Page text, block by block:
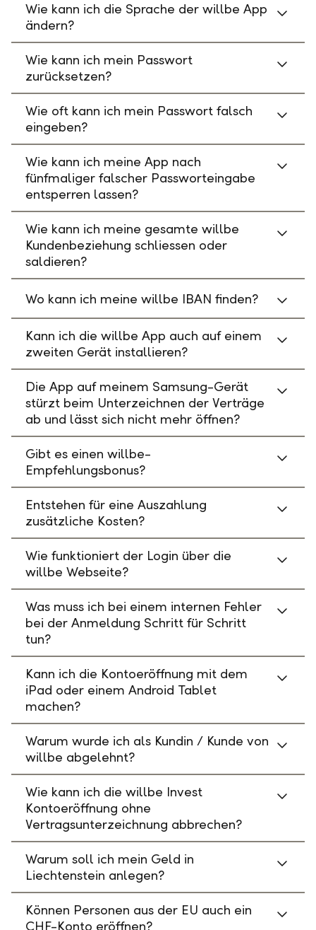
Wie kann ich die Sprache der willbe App
ändern?
Wie kann ich mein Passwort
zurücksetzen?
Wie oft kann ich mein Passwort falsch
eingeben?
Wie kann ich meine App nach
fünfmaliger falscher Passworteingabe
entsperren lassen?
Wie kann ich meine gesamte willbe
Kundenbeziehung schliessen oder
saldieren?
Wo kann ich meine willbe IBAN finden?
Kann ich die willbe App auch auf einem
zweiten Gerät installieren?
Die App auf meinem Samsung-Gerät
stürzt beim Unterzeichnen der Verträge
ab und lässt sich nicht mehr öffnen?
Gibt es einen willbe-
Empfehlungsbonus?
Entstehen für eine Auszahlung
zusätzliche Kosten?
Wie funktioniert der Login über die
willbe Webseite?
Was muss ich bei einem internen Fehler
bei der Anmeldung Schritt für Schritt
tun?
Kann ich die Kontoeröffnung mit dem
iPad oder einem Android Tablet
machen?
Warum wurde ich als Kundin / Kunde von
willbe abgelehnt?
Wie kann ich die willbe Invest
Kontoeröffnung ohne
Vertragsunterzeichnung abbrechen?
Warum soll ich mein Geld in
Liechtenstein anlegen?
Können Personen aus der EU auch ein
CHF-Konto eröffnen?